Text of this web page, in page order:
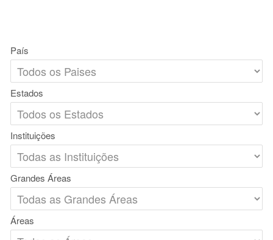
País
Estados
Instituições
Grandes Áreas
Áreas